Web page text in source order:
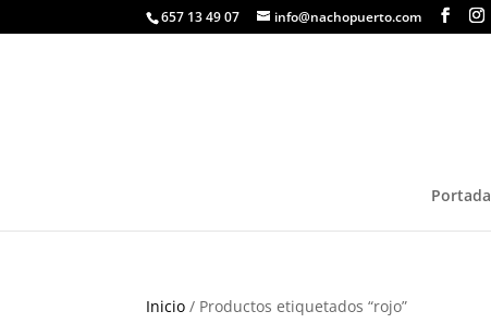
657 13 49 07 info@nachopuerto.com
Portada
Inicio / Productos etiquetados “rojo”